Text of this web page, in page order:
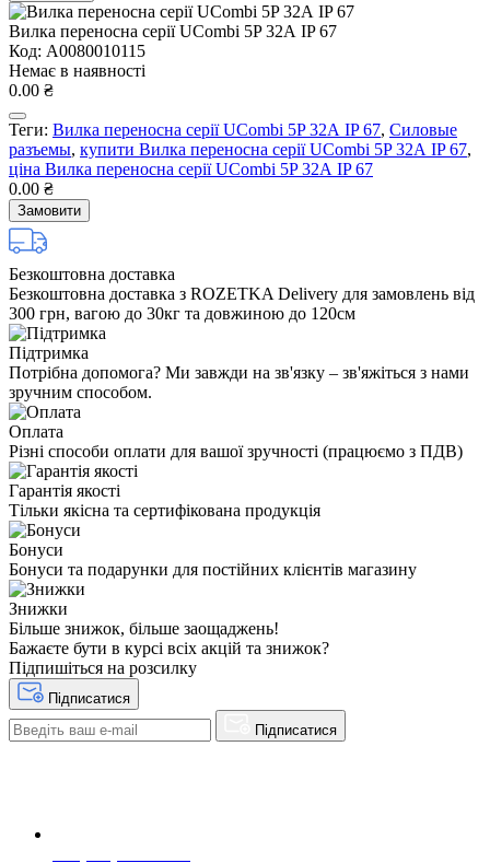
Вилка переносна серії UCombi 5P 32А IP 67
Код: A0080010115
Немає в наявності
0.00 ₴
Теги: Вилка переносна серії UCombi 5P 32А IP 67, Силовые
разъемы, купити Вилка переносна серії UCombi 5P 32А IP 67,
ціна Вилка переносна серії UCombi 5P 32А IP 67
0.00 ₴
Замовити
Безкоштовна доставка
Безкоштовна доставка з ROZETKA Delivery для замовлень від
300 грн, вагою до 30кг та довжиною до 120см
Підтримка
Потрібна допомога? Ми завжди на зв'язку – зв'яжіться з нами
зручним способом.
Оплата
Різні способи оплати для вашої зручності (працюємо з ПДВ)
Гарантія якості
Тільки якісна та сертифікована продукція
Бонуси
Бонуси та подарунки для постійних клієнтів магазину
Знижки
Більше знижок, більше заощаджень!
Бажаєте бути в курсі всіх акцій та знижок?
Підпишіться на розсилку
Підписатися
Підписатися